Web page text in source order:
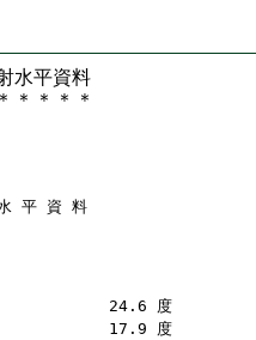
水平資料
＊ ＊ ＊ ＊ ＊
平 資 料
24.6 度
17.9 度